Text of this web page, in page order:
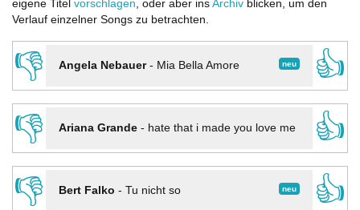
eigene Titel vorschlagen, oder aber ins Archiv blicken, um den
Verlauf einzelner Songs zu betrachten.
👎 neu
Angela Nebauer- Mia Bella Amore
👍
👎
Ariana Grande- hate that i made you love me
👍
👎
neu
Bert Falko - Tu nicht so
👍